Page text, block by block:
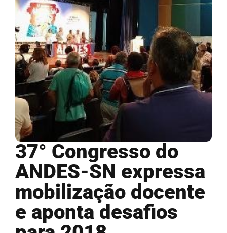
37° Congresso do
ANDES-SN expressa
mobilização docente
e aponta desafios